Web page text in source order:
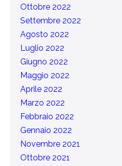
Ottobre 2022
Settembre 2022
Agosto 2022
Luglio 2022
Giugno 2022
Maggio 2022
Aprile 2022
Marzo 2022
Febbraio 2022
Gennaio 2022
Novembre 2021
Ottobre 2021